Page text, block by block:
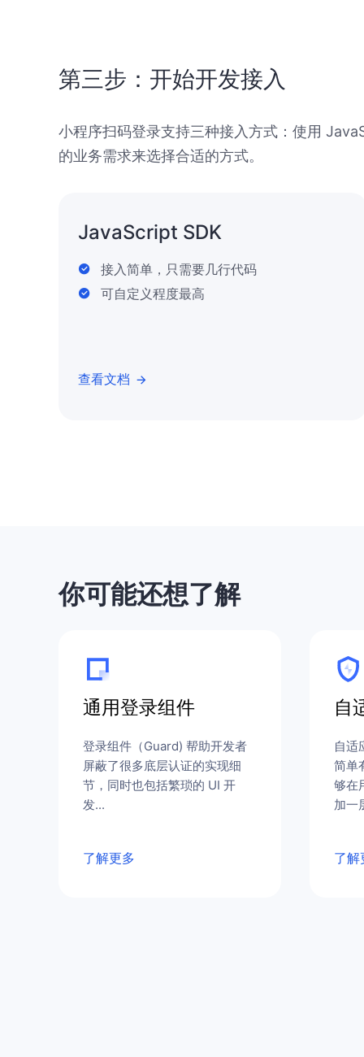
第三步：开始开发接入
小程序扫码登录支持三种接入方式：使用
的业务需求来选择合适的方式。
JavaScript SDK
接入简单，只需要几行代码
可自定义程度最高
查看文档
你可能还想了解
通用登录组件
登录组件（Guard) 帮助开发者
屏蔽了很多底层认证的实现细
节，同时也包括繁琐的 UI 开
发...
了解更多
自
自适
简单
够在
加一
了解